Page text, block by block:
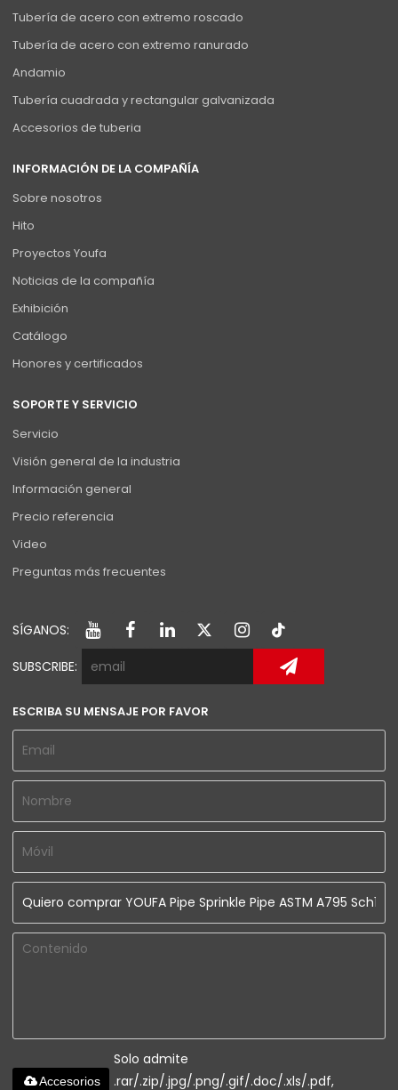
Tubería de acero con extremo roscado
Tubería de acero con extremo ranurado
Andamio
Tubería cuadrada y rectangular galvanizada
Accesorios de tuberia
INFORMACIÓN DE LA COMPAÑÍA
Sobre nosotros
Hito
Proyectos Youfa
Noticias de la compañía
Exhibición
Catálogo
Honores y certificados
SOPORTE Y SERVICIO
Servicio
Visión general de la industria
Información general
Precio referencia
Video
Preguntas más frecuentes
SÍGANOS:
SUBSCRIBE:
ESCRIBA SU MENSAJE POR FAVOR
Solo admite
.rar/.zip/.jpg/.png/.gif/.doc/.xls/.pdf,
Accesorios